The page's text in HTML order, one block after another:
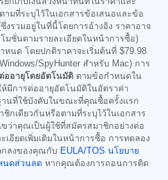
ามที่ระบุไว้ในเอกสารข้อเสนอและข้อ
รวมอยู่ในที่นี้โดยการอ้างอิง ราคาอาจ
มชั่นตามรายละเอียดในหน้าการซื้อ)
หนด โดยปกติราคาจะเริ่มต้นที่ $79.98
SpyHunter สำหรับ Mac) การ
ออายุโดยอัตโนมัติ ตามข้อกำหนดใน
มีการต่ออายุอัตโนมัติในอัตราค่า
านที่ใช้บังคับในขณะที่คุณซื้อครั้งแรก
กเดียวกันหรือตามที่ระบุไว้ในเอกสาร
ว่าคุณเป็นผู้ใช้ที่สมัครสมาชิกอย่างต่อ
เอียดเพิ่มเติมในหน้าการซื้อ การทดลอง
กลงของคุณกับ EULA/TOS นโยบาย
นดส่วนลด หากคุณต้องการถอนการติด